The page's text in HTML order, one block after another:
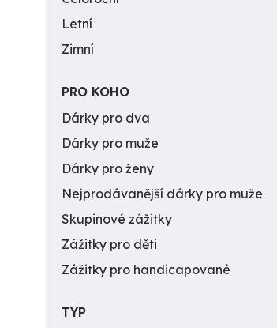
Letní
Zimní
PRO KOHO
Dárky pro dva
Dárky pro muže
Dárky pro ženy
Nejprodávanější dárky pro muže
Skupinové zážitky
Zážitky pro děti
Zážitky pro handicapované
TYP